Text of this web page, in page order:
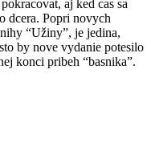
aj ked cas sa
dcera. Popri novych
“Užiny”, je jedina,
by nove vydanie potesilo
konci pribeh “basnika”.